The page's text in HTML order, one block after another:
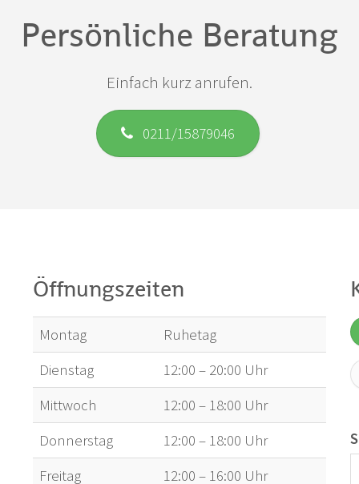
Persönliche Beratung
Einfach kurz anrufen.
0211/15879046
Öffnungszeiten
Montag
Ruhetag
Dienstag
12:00 – 20:00 Uhr
Mittwoch
12:00 – 18:00 Uhr
Donnerstag
12:00 – 18:00 Uhr
Freitag
12:00 – 16:00 Uhr